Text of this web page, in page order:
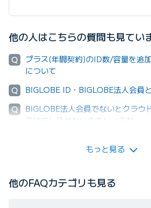
他の人はこちらの質問も見てい
Q
プラス(年間契約)のID数/容量を追
について
Q
BIGLOBE ID・BIGLOBE法人会員
Q
BIGLOBE法人会員でないとクラウ
スは申し込めないのでしょうか。
もっと見る
他のFAQカテゴリも見る